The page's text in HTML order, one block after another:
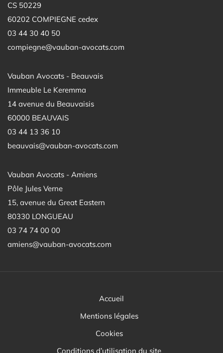
CS 50229
60202 COMPIEGNE cedex
03 44 30 40 50
compiegne@vauban-avocats.com
Vauban Avocats - Beauvais
Immeuble Le Keremma
14 avenue du Beauvaisis
60000 BEAUVAIS
03 44 13 36 10
beauvais@vauban-avocats.com
Vauban Avocats - Amiens
Pôle Jules Verne
15, avenue du Great Eastern
80330 LONGUEAU
03 74 74 00 00
amiens@vauban-avocats.com
Accueil
Mentions légales
Cookies
Conditions d’utilisation du site